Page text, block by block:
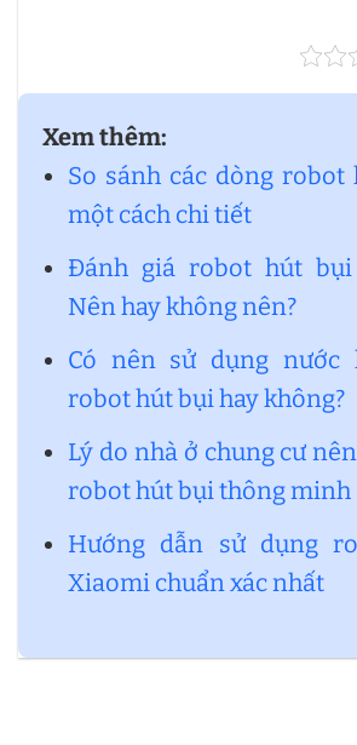
Xem thêm:
So sánh các dòng robot
một cách chi tiết
Đánh giá robot hút bụi
Nên hay không nên?
Có nên sử dụng nước
robot hút bụi hay không?
Lý do nhà ở chung cư
robot hút bụi thông minh
Hướng dẫn sử dụng
Xiaomi chuẩn xác nhất